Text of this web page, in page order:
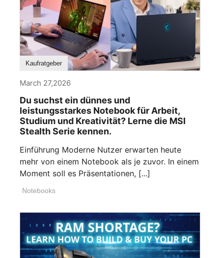
Kaufratgeber
March 27,2026
Du suchst ein dünnes und
leistungsstarkes Notebook für Arbeit,
Studium und Kreativität? Lerne die MSI
Stealth Serie kennen.
Einführung Moderne Nutzer erwarten heute
mehr von einem Notebook als je zuvor. In einem
Moment soll es Präsentationen, [...]
Notebooks